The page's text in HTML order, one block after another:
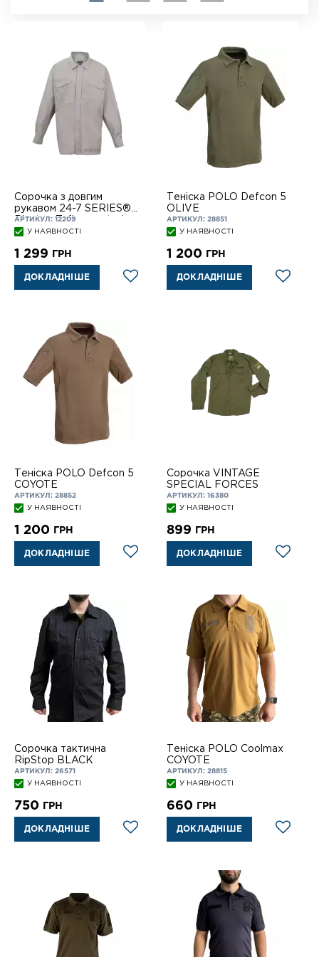
Сорочка з довгим
рукавом 24-7 SERIES®
Ripstop Teflon coated
KHAKI
АРТИКУЛ: 12209
У НАЯВНОСТІ
1 299 ГРН
ДОКЛАДНІШЕ
Теніска POLO Defcon 5
OLIVE
АРТИКУЛ: 28851
У НАЯВНОСТІ
1 200 ГРН
ДОКЛАДНІШЕ
Теніска POLO Defcon 5
COYOTE
АРТИКУЛ: 28852
У НАЯВНОСТІ
1 200 ГРН
ДОКЛАДНІШЕ
Сорочка VINTAGE
SPECIAL FORCES
АРТИКУЛ: 16380
У НАЯВНОСТІ
899 ГРН
ДОКЛАДНІШЕ
Сорочка тактична
RipStop BLACK
АРТИКУЛ: 26571
У НАЯВНОСТІ
750 ГРН
ДОКЛАДНІШЕ
Теніска POLO Coolmax
COYOTE
АРТИКУЛ: 28815
У НАЯВНОСТІ
660 ГРН
ДОКЛАДНІШЕ